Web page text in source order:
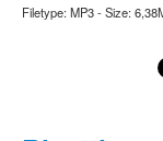
Filetype: MP3 - Size: